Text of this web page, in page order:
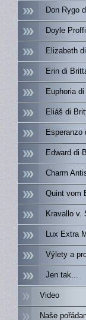
Don Rygo
Doyle
Elizabeth
Erin di
Euphoria
Eliáš di
Esperanzo
Edward di
Charm
Quint vom
Kravallo v.
Lux Extra
Výlety a
Jen tak...
Video
Naše